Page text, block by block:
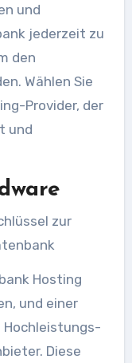
und
jederzeit zu
den
Wählen Sie
Provider, der
und
zur
Hosting
und einer
Diese